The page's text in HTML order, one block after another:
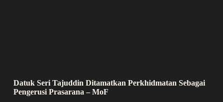
Datuk Seri Tajuddin Ditamatkan Perkhidmatan Sebagai
Pengerusi Prasarana – MoF